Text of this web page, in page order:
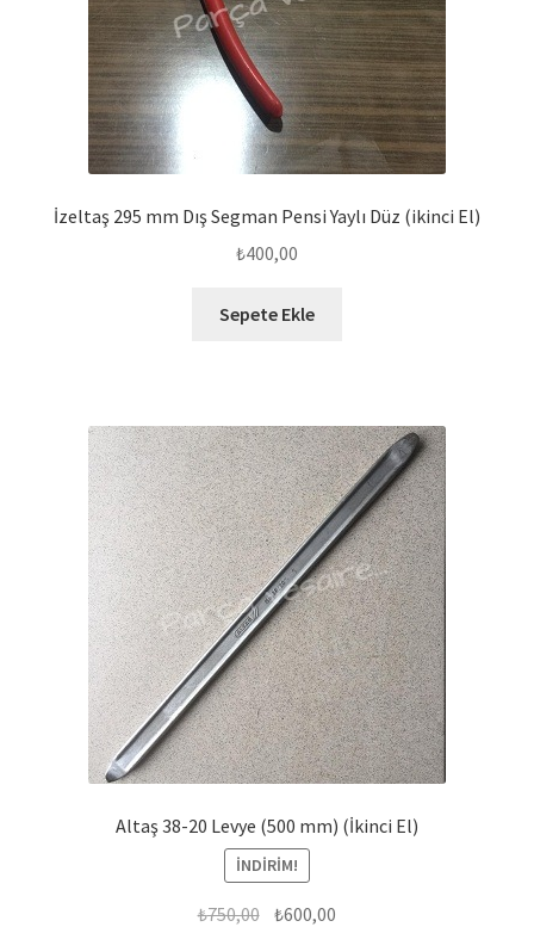
İzeltaş 295 mm Dış Segman Pensi Yaylı Düz (ikinci El)
₺400,00
Sepete Ekle
Altaş 38-20 Levye (500 mm) (İkinci El)
İNDIRIM!
₺750,00 Orijinal
₺600,00